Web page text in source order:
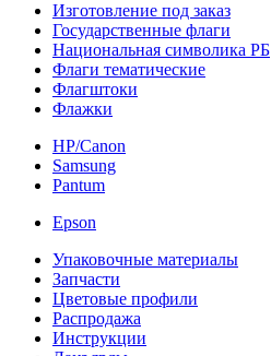
Изготовление под заказ
Государственные флаги
Национальная символика РБ
Флаги тематические
Флагштоки
Флажки
HP/Canon
Samsung
Pantum
Epson
Упаковочные материалы
Запчасти
Цветовые профили
Распродажа
Инструкции